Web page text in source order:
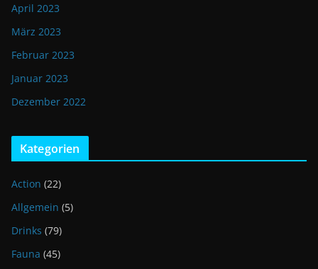
April 2023
März 2023
Februar 2023
Januar 2023
Dezember 2022
Kategorien
Action (22)
Allgemein (5)
Drinks (79)
Fauna (45)